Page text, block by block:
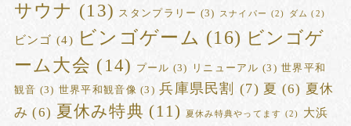
サウナ (13) スタンプラリー (3) スナイパー (2) ダム (2)
ビンゴ (4) ビンゴゲーム (16) ビンゴゲ
ーム大会 (14) プール (3) リニューアル (3) 世界平和
観音 (3) 世界平和観音像 (3) 兵庫県民割 (7) 夏 (6) 夏休
み (6) 夏休み特典 (11) 夏休み特典やってます (2)
大浜